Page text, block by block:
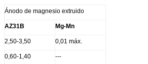
Ánodo de magnesio extruido
AZ31B Mg-Mn
2,50-3,50 0,01 máx.
0,60-1,40 ---